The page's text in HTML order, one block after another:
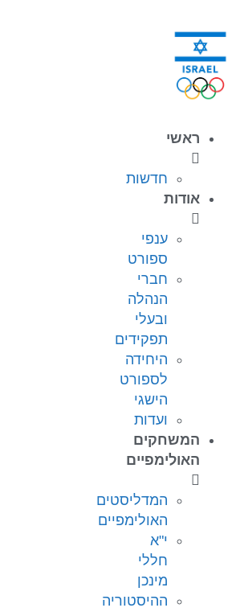
ראשי
חדשות
אודות
ענפי
ספורט
חברי
הנהלה
ובעלי
תפקידים
היחידה
לספורט
הישגי
ועדות
המשחקים
האולימפיים
המדליסטים
האולימפיים
י"א
חללי
מינכן
ההיסטוריה